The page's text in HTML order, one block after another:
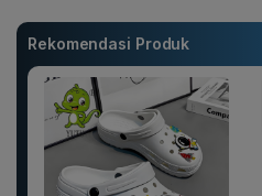
Rekomendasi Produk